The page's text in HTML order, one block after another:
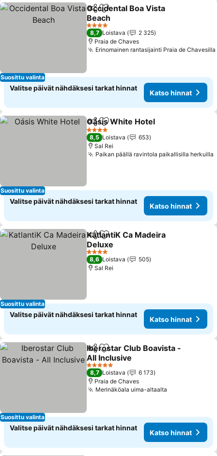
Suosittu valinta
Jaa Lisää suosikkeihin
Occidental Boa Vista
Beach
Katso hinnat
4 Tähtiluokitus
8,7 Loistava
2 325
Praia de Chaves
Erinomainen rantasijainti Praia de Chavesilla
Valitse päivät nähdäksesi tarkat hinnat
Katso hinnat
Suosittu valinta
Jaa Lisää suosikkeihin
Oásis White Hotel
4 Tähtiluokitus
8,5 Loistava
653
Sal Rei
Paikan päällä ravintola paikallisilla herkuilla
Valitse päivät nähdäksesi tarkat hinnat
Katso hinnat
Suosittu valinta
Jaa Lisää suosikkeihin
KatlantiK Ca Madeira
Deluxe
Katso hinnat
4 Tähtiluokitus
8,6 Loistava
505
Sal Rei
Valitse päivät nähdäksesi tarkat hinnat
Katso hinnat
Suosittu valinta
Jaa Lisää suosikkeihin
Iberostar Club Boavista -
All Inclusive
Katso hinnat
5 Tähtiluokitus
8,7 Loistava
6 173
Praia de Chaves
Merinäköala uima-altaalta
Valitse päivät nähdäksesi tarkat hinnat
Katso hinnat